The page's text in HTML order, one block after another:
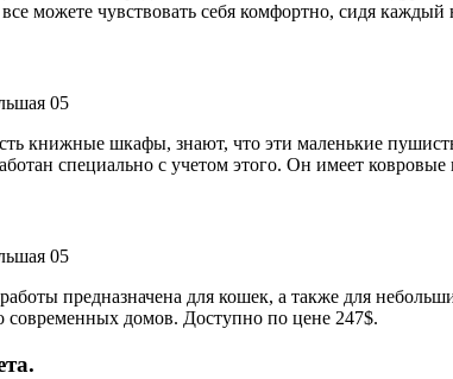
можете чувствовать себя комфортно, сидя каждый
книжные шкафы, знают, что эти маленькие
специально с учетом этого. Он имеет ковровые
предназначена для кошек, а также для
современных домов. Доступно по цене 247$.